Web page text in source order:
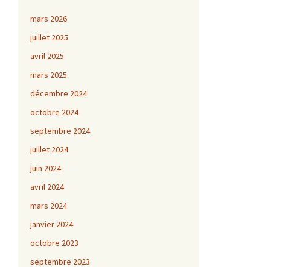
mars 2026
juillet 2025
avril 2025
mars 2025
décembre 2024
octobre 2024
septembre 2024
juillet 2024
juin 2024
avril 2024
mars 2024
janvier 2024
octobre 2023
septembre 2023